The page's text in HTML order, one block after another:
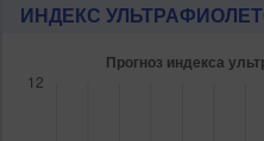
ИНДЕКС